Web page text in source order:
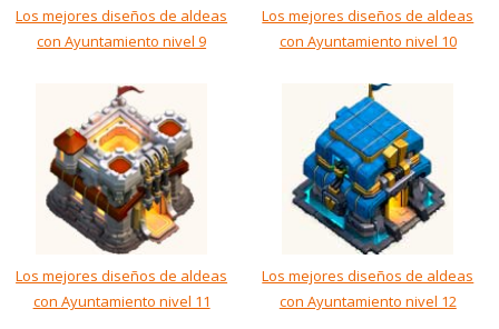
Los mejores diseños de aldeas
con Ayuntamiento nivel 9
Los mejores diseños de aldeas
con Ayuntamiento nivel 10
Los mejores diseños de aldeas
con Ayuntamiento nivel 11
Los mejores diseños de aldeas
con Ayuntamiento nivel 12